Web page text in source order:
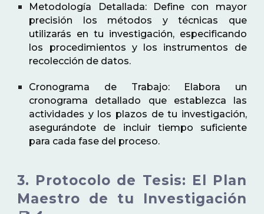
Metodología Detallada: Define con mayor
precisión los métodos y técnicas que
utilizarás en tu investigación, especificando
los procedimientos y los instrumentos de
recolección de datos.
Cronograma de Trabajo: Elabora un
cronograma detallado que establezca las
actividades y los plazos de tu investigación,
asegurándote de incluir tiempo suficiente
para cada fase del proceso.
3. Protocolo de Tesis: El Plan
Maestro de tu Investigación